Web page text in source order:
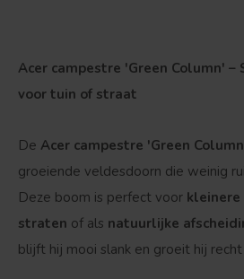
Acer campestre 'Green Column'
voor tuin of straat
De Acer campestre 'Green
groeiende veldesdoorn die weinig
Deze boom is perfect voor kleinere
straten of als natuurlijke
blijft hij mooi slank en groeit hij